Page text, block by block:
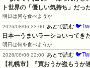
ト世界の「優しい気持ち」だっ
明日は何を食べようか
2026/08/06 23:00
あとで読む
日本一うまいラーショいってき
明日は何を食べようか
2026/08/06 22:00
あとで読む
【札幌市】『買おうか盗もう